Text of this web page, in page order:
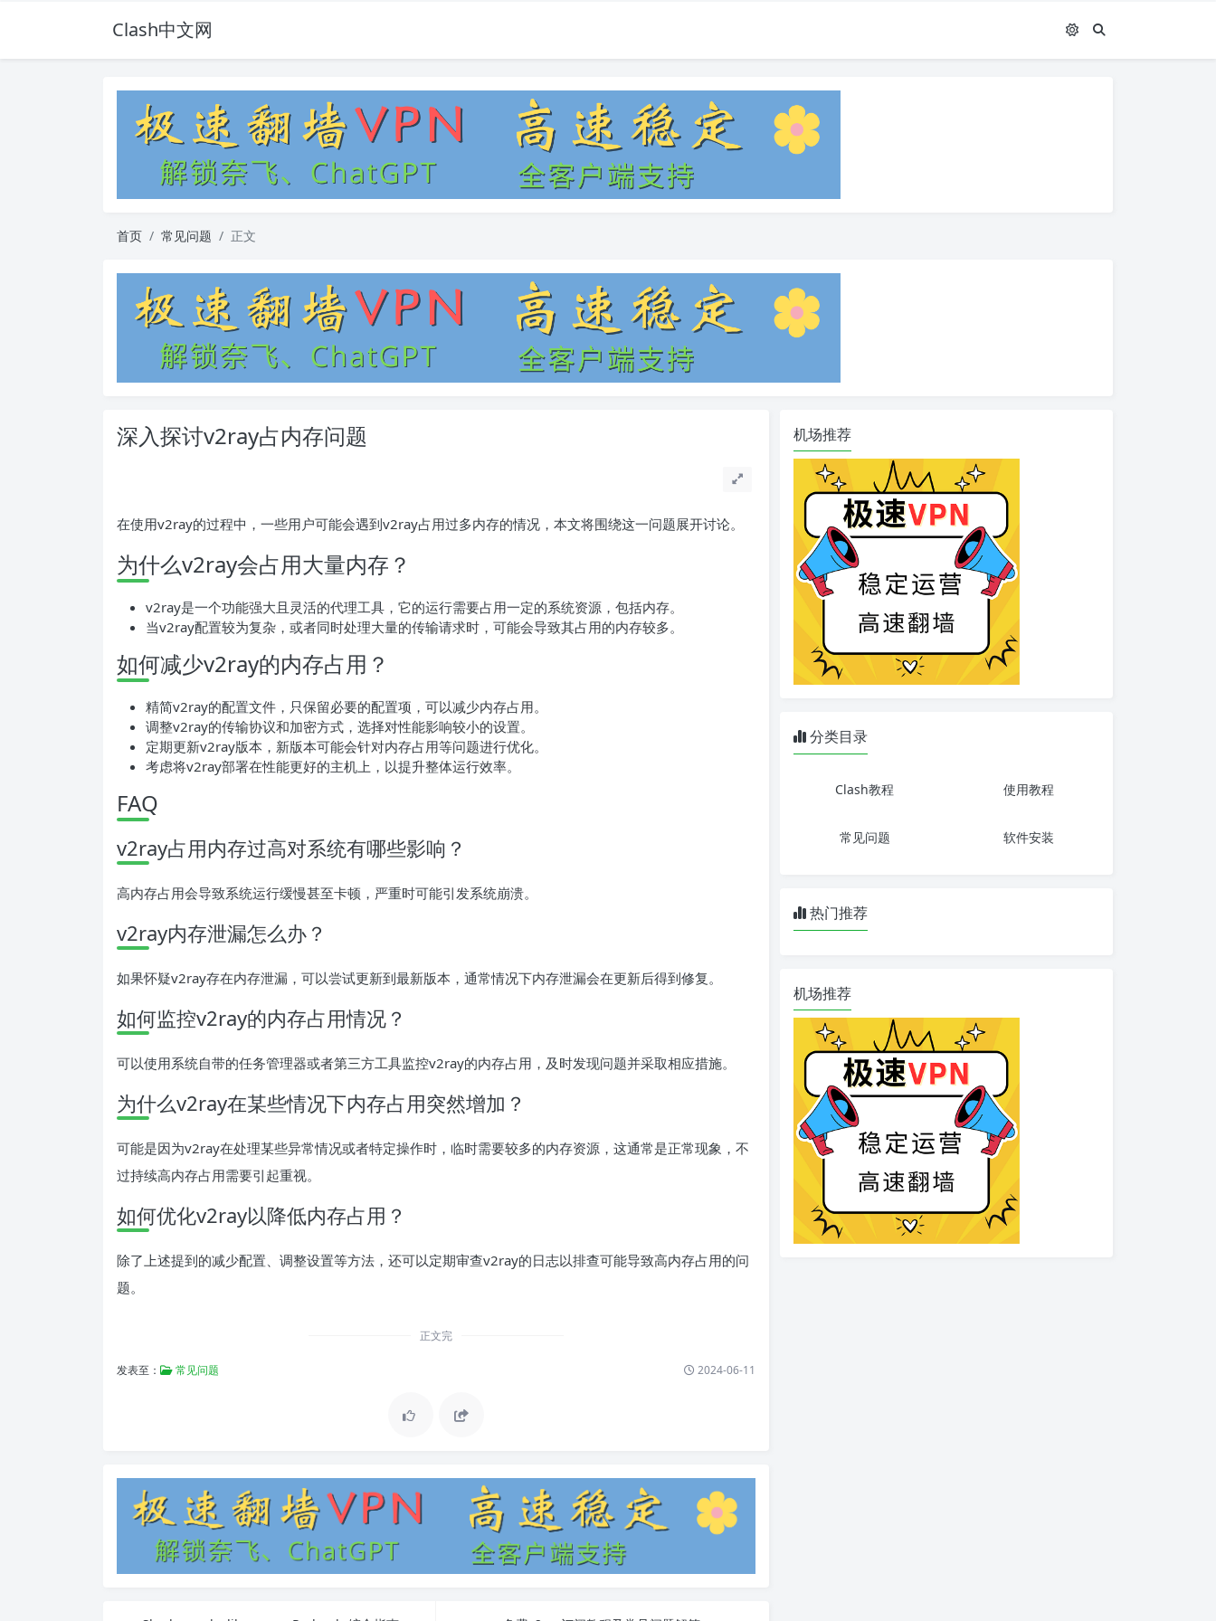
Clash中文网
首页 常见问题 正文
深入探讨v2ray占内存问题
在使用v2ray的过程中，一些用户可能会遇到v2ray占用过多内存的情况，本文将围绕这一问题展开讨论。
为什么v2ray会占用大量内存？
v2ray是一个功能强大且灵活的代理工具，它的运行需要占用一定的系统资源，包括内存。
当v2ray配置较为复杂，或者同时处理大量的传输请求时，可能会导致其占用的内存较多。
如何减少v2ray的内存占用？
精简v2ray的配置文件，只保留必要的配置项，可以减少内存占用。
调整v2ray的传输协议和加密方式，选择对性能影响较小的设置。
定期更新v2ray版本，新版本可能会针对内存占用等问题进行优化。
考虑将v2ray部署在性能更好的主机上，以提升整体运行效率。
FAQ
v2ray占用内存过高对系统有哪些影响？
高内存占用会导致系统运行缓慢甚至卡顿，严重时可能引发系统崩溃。
v2ray内存泄漏怎么办？
如果怀疑v2ray存在内存泄漏，可以尝试更新到最新版本，通常情况下内存泄漏会在更新后得到修复。
如何监控v2ray的内存占用情况？
可以使用系统自带的任务管理器或者第三方工具监控v2ray的内存占用，及时发现问题并采取相应措施。
为什么v2ray在某些情况下内存占用突然增加？
可能是因为v2ray在处理某些异常情况或者特定操作时，临时需要较多的内存资源，这通常是正常现象，不
过持续高内存占用需要引起重视。
如何优化v2ray以降低内存占用？
除了上述提到的减少配置、调整设置等方法，还可以定期审查v2ray的日志以排查可能导致高内存占用的问
题。
正文完
发表至： 常见问题 2024-06-11
机场推荐
分类目录
Clash教程 使用教程
常见问题 软件安装
热门推荐
机场推荐